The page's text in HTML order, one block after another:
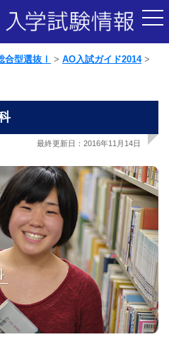
合型選抜Ⅰ
AO入試ガイド2014
最終更新日：2016年11月14日